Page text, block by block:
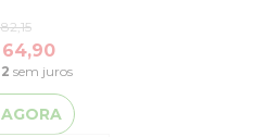
64,90
sem juros